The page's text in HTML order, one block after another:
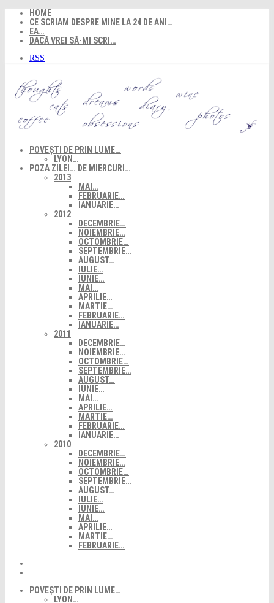
content
HOME
CE SCRIAM DESPRE MINE LA 24 DE ANI…
EA…
DACĂ VREI SĂ-MI SCRI…
RSS
POVEȘTI DE PRIN LUME…
LYON…
POZA ZILEI… DE MIERCURI…
2013
MAI…
FEBRUARIE…
IANUARIE…
2012
DECEMBRIE…
NOIEMBRIE…
OCTOMBRIE…
SEPTEMBRIE…
AUGUST…
IULIE…
IUNIE…
MAI…
APRILIE…
MARTIE…
FEBRUARIE…
IANUARIE…
2011
DECEMBRIE…
NOIEMBRIE…
OCTOMBRIE…
SEPTEMBRIE…
AUGUST…
IUNIE…
MAI…
APRILIE…
MARTIE…
FEBRUARIE…
IANUARIE…
2010
DECEMBRIE…
NOIEMBRIE…
OCTOMBRIE…
SEPTEMBRIE…
AUGUST…
IULIE…
IUNIE…
MAI…
APRILIE…
MARTIE…
FEBRUARIE…
POVEȘTI DE PRIN LUME…
LYON…